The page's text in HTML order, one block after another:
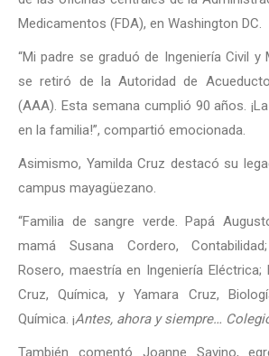
Medicamentos (FDA), en Washington DC.
“Mi padre se graduó de Ingeniería Civil y
se retiró de la Autoridad de
(AAA). Esta semana cumplió 90 años.
en la familia!”, compartió emocionada.
Asimismo, Yamilda Cruz destacó su
campus mayagüezano.
“Familia de sangre verde. Papá
mamá Susana Cordero,
Rosero, maestría en Ingeniería Eléctrica;
Cruz, Química, y Yamara Cruz,
Química. ¡Antes, ahora y siempre…
También comentó Joanne Savino,